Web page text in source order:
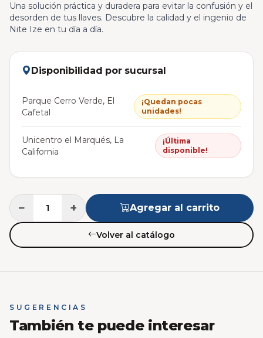
Una solución práctica y duradera para evitar la confusión y el
desorden de tus llaves. Descubre la calidad y el ingenio de
Nite Ize en tu día a día.
Disponibilidad por sucursal
Parque Cerro Verde, El
Cafetal
¡Quedan pocas
unidades!
Unicentro el Marqués, La
California
¡Última
disponible!
− + Agregar al carrito
Volver al catálogo
SUGERENCIAS
También te puede interesar